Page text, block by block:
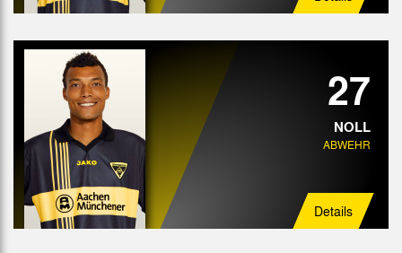
27
NOLL
ABWEHR
Details